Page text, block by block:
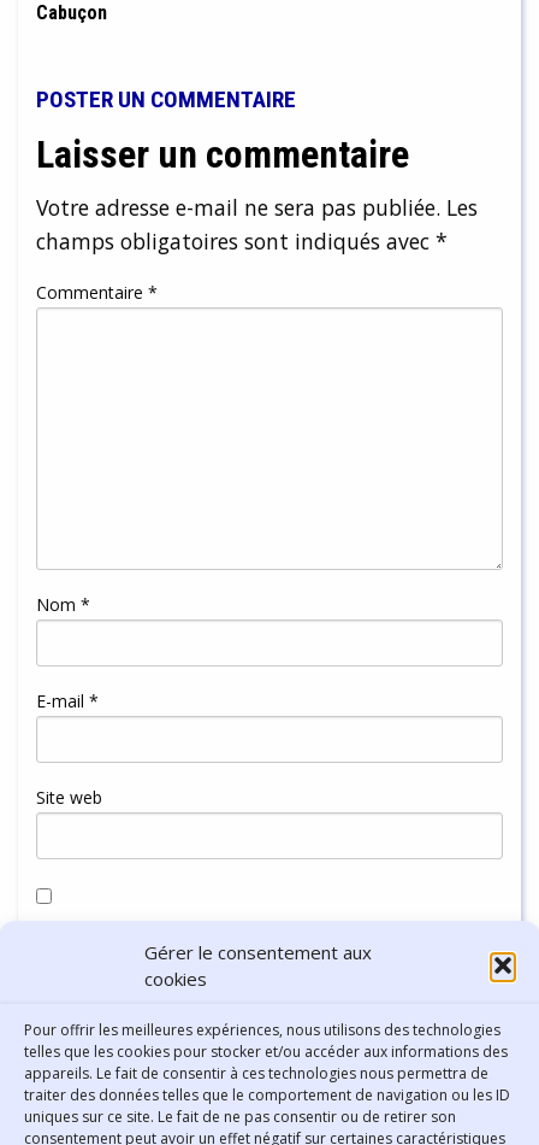
Gérer le consentement aux
cookies
Pour offrir les meilleures expériences, nous utilisons des technologies
telles que les cookies pour stocker et/ou accéder aux informations des
appareils. Le fait de consentir à ces technologies nous permettra de
traiter des données telles que le comportement de navigation ou les ID
uniques sur ce site. Le fait de ne pas consentir ou de retirer son
consentement peut avoir un effet négatif sur certaines caractéristiques
Cabuçon
POSTER UN COMMENTAIRE
Laisser un commentaire
Votre adresse e-mail ne sera pas publiée. Les
champs obligatoires sont indiqués avec *
Commentaire *
Nom *
E-mail *
Site web
navigateur pour mon prochain commentaire.